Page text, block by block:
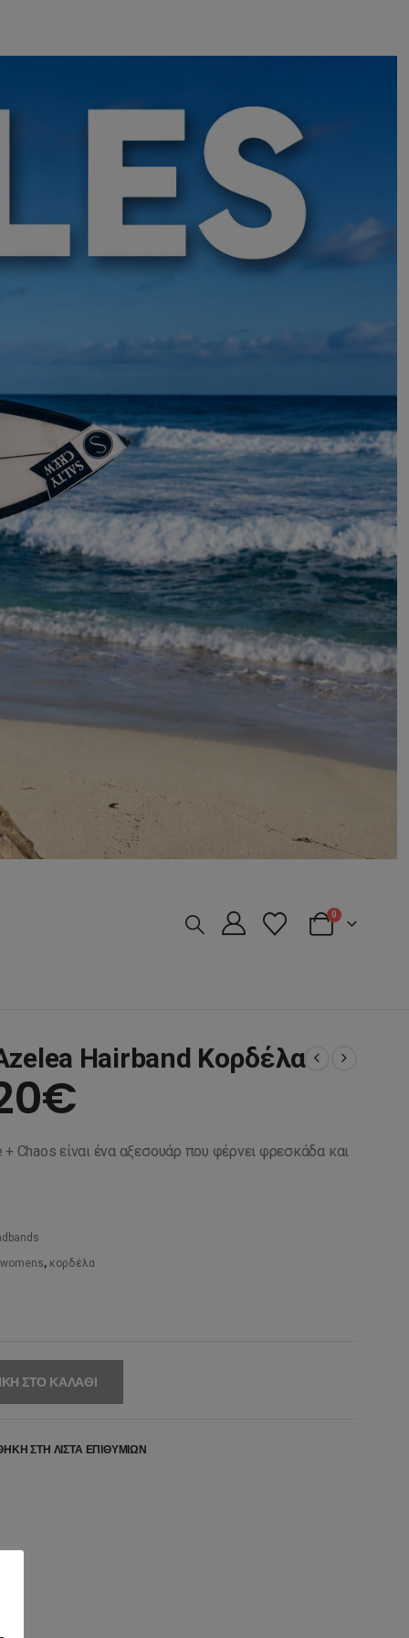
0
Hairband Κορδέλα
€
τρέχουσα
10,20€.
Chaos είναι ένα αξεσουάρ που φέρνει φρεσκάδα και
womens, κορδέλα
ΣΤΟ ΚΑΛΆΘΙ
ΣΤΗ ΛΊΣΤΑ ΕΠΙΘΥΜΙΏΝ